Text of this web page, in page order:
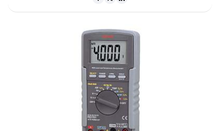
giữ dữ liệu, CD772 là lựa chọn đáng tin cậy cho các chuyên